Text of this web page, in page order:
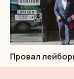
Провал